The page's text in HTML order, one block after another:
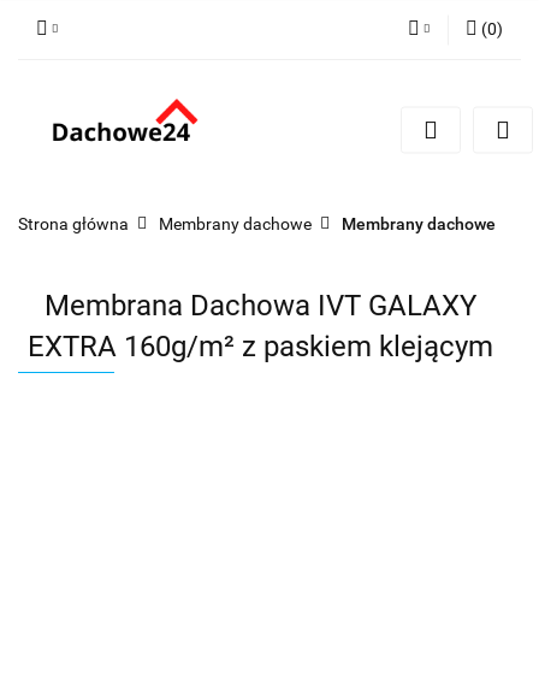
Zarejestruj się
(0)
Strona główna Membrany dachowe Membrany dachowe
Membrana Dachowa IVT GALAXY
EXTRA 160g/m² z paskiem klejącym